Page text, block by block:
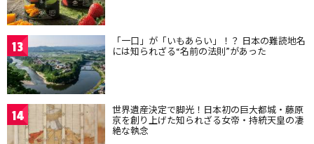
13 「一口」が「いもあらい」！？ 日本の難読地名
には知られざる“名前の法則”があった
14 世界遺産決定で脚光！日本初の巨大都城・藤原
京を創り上げた知られざる女帝・持統天皇の凄
絶な執念